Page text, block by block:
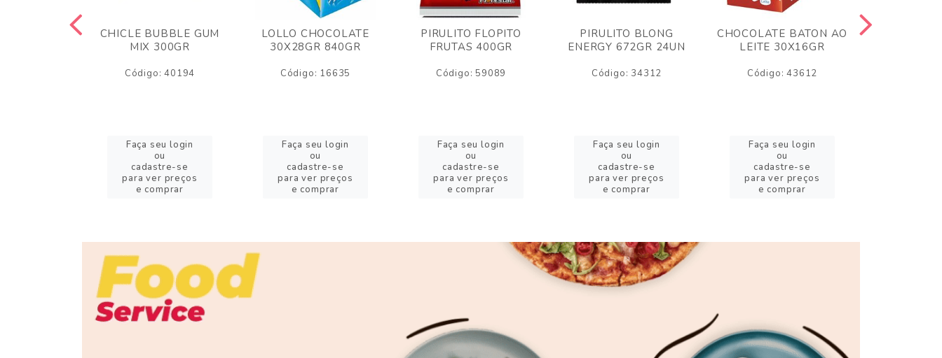
CHICLE BUBBLE GUM
MIX 300GR
Código: 40194
Faça seu login
ou
cadastre-se
para ver preços
e comprar
LOLLO CHOCOLATE
30X28GR 840GR
Código: 16635
Faça seu login
ou
cadastre-se
para ver preços
e comprar
PIRULITO FLOPITO
FRUTAS 400GR
Código: 59089
Faça seu login
ou
cadastre-se
para ver preços
e comprar
PIRULITO BLONG
ENERGY 672GR 24UN
Código: 34312
Faça seu login
ou
cadastre-se
para ver preços
e comprar
CHOCOLATE BATON AO
LEITE 30X16GR
Código: 43612
Faça seu login
ou
cadastre-se
para ver preços
e comprar